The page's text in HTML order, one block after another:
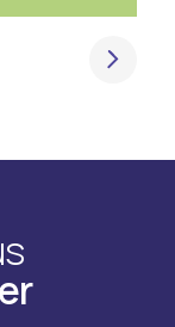
Slide